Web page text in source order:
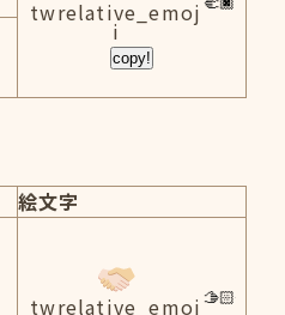
twrelative_emoj
i
copy!
絵文字
twrelative_emoj